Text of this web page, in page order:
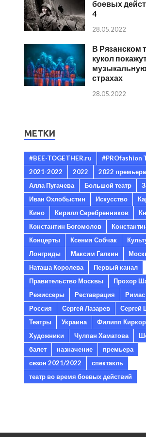
боевых
4
28.05.2022
В Рязанском
кукол
музыкальную
страхах
28.05.2022
МЕТКИ
#BEE-TOGETHER.ru
#PROfashion
2021-2022
2022
2022 премьера
Алла Пугачева
Большой театр
Иван Охлобыстин
Искусство
Кино
Кирилл Серебренников
Константин Богомолов
Концерты
Ксения Собчак
Лонгриды
Максим Галкин
Наташа Королева
Первый канал
Правительство Москвы
Прохор
Режиссеры
Реставрация
Римас
Россия
Сергей Лазарев
Сергей
Театры
Украина
Филипп
Художники
Чулпан Хаматова
балет
назначение
премьера
сезон 2021/2022
спектакль
театр во время боевых действий